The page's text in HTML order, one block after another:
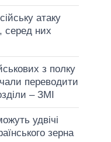
атаку
серед них
з полку
переводити
– ЗМІ
удвічі
зерна